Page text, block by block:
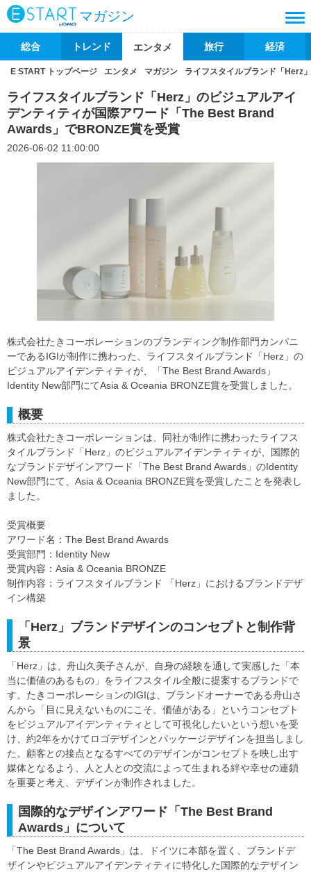
マガジン
総合 トレンド エンタメ 旅行 経済
E START トップページ エンタメ マガジン ライフスタイルブランド「Herz
ライフスタイルブランド「Herz」のビジュアルアイ
デンティティが国際アワード「The Best Brand
Awards」でBRONZE賞を受賞
2026-06-02 11:00:00
株式会社たきコーポレーションのブランディング制作部門カンパニ
ーであるIGIが制作に携わった、ライフスタイルブランド「Herz」の
ビジュアルアイデンティティが、「The Best Brand Awards」
Identity New部門にてAsia & Oceania BRONZE賞を受賞しました。
概要
株式会社たきコーポレーションは、同社が制作に携わったライフス
タイルブランド「Herz」のビジュアルアイデンティティが、国際的
なブランドデザインアワード「The Best Brand Awards」のIdentity
New部門にて、Asia & Oceania BRONZE賞を受賞したことを発表し
ました。
受賞概要
アワード名：The Best Brand Awards
受賞部門：Identity New
受賞内容：Asia & Oceania BRONZE
制作内容：ライフスタイルブランド 「Herz」におけるブランドデザ
イン構築
「Herz」ブランドデザインのコンセプトと制作背
景
「Herz」は、舟山久美子さんが、自身の経験を通して実感した「本
当に価値のあるもの」をライフスタイル全般に提案するブランドで
す。たきコーポレーションのIGIは、ブランドオーナーである舟山さ
んから「目に見えないものにこそ、価値がある」というコンセプト
をビジュアルアイデンティティとして可視化したいという想いを受
け、約2年をかけてロゴデザインとパッケージデザインを担当しまし
た。顧客との接点となるすべてのデザインがコンセプトを映し出す
媒体となるよう、人と人との交流によって生まれる絆や幸せの連鎖
を重要と考え、デザインが制作されました。
国際的なデザインアワード「The Best Brand
Awards」について
「The Best Brand Awards」は、ドイツに本部を置く、ブランドデ
ザインやビジュアルアイデンティティに特化した国際的なデザイン